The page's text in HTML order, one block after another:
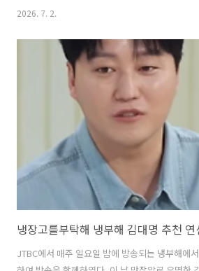
던 장어집은 심형탁이 아내 사야와 오래전부터 함
왔단 심형탁 심하루 편에서 심형탁이 아내 사야
했던 단골 장어집에 대해 자세히 알아본다. 1. 슈
사야 심하루 단골 장어집은 어디?슈퍼맨이돌아왔
하루의 아빠 엄마 심형탁과 사야의 단골 장어 맛
어'이다. 금난리 민물장어는 경치 좋은 북한강변
2026. 7. 2.
JTBC에서 매주 일요일 밤에 방송되는 냉부해에